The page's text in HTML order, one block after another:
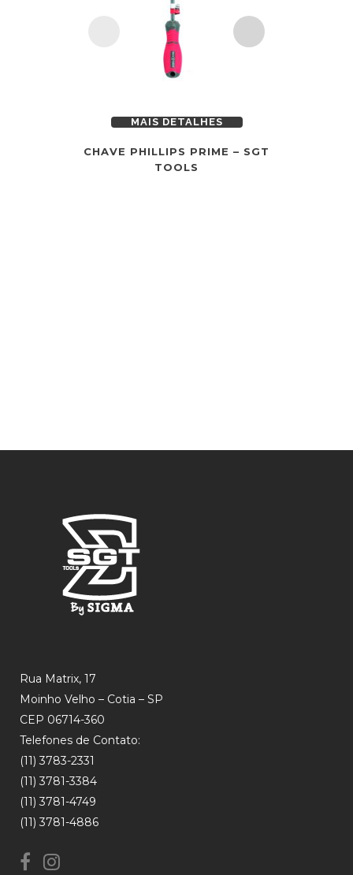
MAIS DETALHES
CHAVE PHILLIPS PRIME – SGT
TOOLS
Rua Matrix, 17
Moinho Velho – Cotia – SP
CEP 06714-360
Telefones de Contato:
(11) 3783-2331
(11) 3781-3384
(11) 3781-4749
(11) 3781-4886